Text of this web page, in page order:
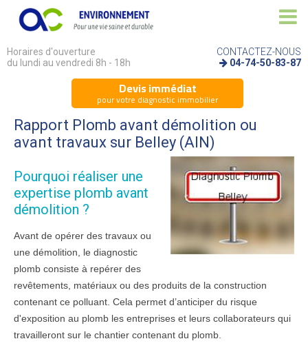
Horaires d'ouverture
du lundi au vendredi 8h - 18h
CONTACTEZ-NOUS
04-74-50-83-87
Devis immédiat
pour votre diagnostic immobilier
Rapport Plomb avant démolition ou
avant travaux sur Belley (AIN)
Pourquoi réaliser une
expertise plomb avant
démolition ?
Avant de opérer des travaux ou
une démolition, le diagnostic
plomb consiste à repérer des
revêtements, matériaux ou des produits de la construction
contenant ce polluant. Cela permet d’anticiper du risque
d'exposition au plomb les entreprises et leurs collaborateurs qui
travailleront sur le chantier contenant du plomb.